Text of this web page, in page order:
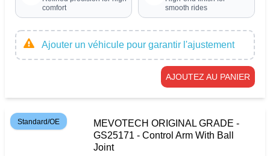
comfort
smooth rides
Ajouter un véhicule pour garantir l'ajustement
AJOUTEZ AU PANIER
Standard/OE
MEVOTECH ORIGINAL GRADE -
GS25171 - Control Arm With Ball
Joint